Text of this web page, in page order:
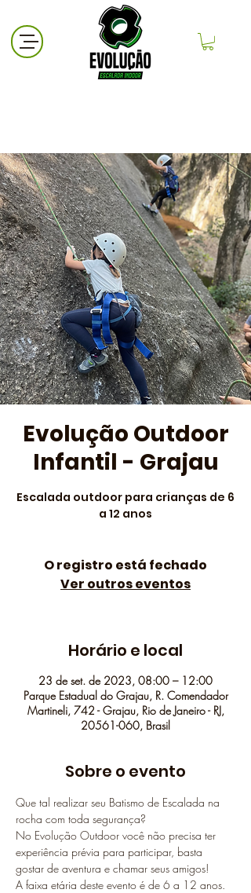
Evolução Outdoor
Infantil - Grajau
Escalada outdoor para crianças de 6
a 12 anos
O registro está fechado
Ver outros eventos
Horário e local
23 de set. de 2023, 08:00 – 12:00
Parque Estadual do Grajau, R. Comendador
Martineli, 742 - Grajau, Rio de Janeiro - RJ,
20561-060, Brasil
Sobre o evento
Que tal realizar seu Batismo de Escalada na
rocha com toda segurança?
No Evolução Outdoor você não precisa ter
experiência prévia para participar, basta
gostar de aventura e chamar seus amigos!
A faixa etária deste evento é de 6 a 12 anos.